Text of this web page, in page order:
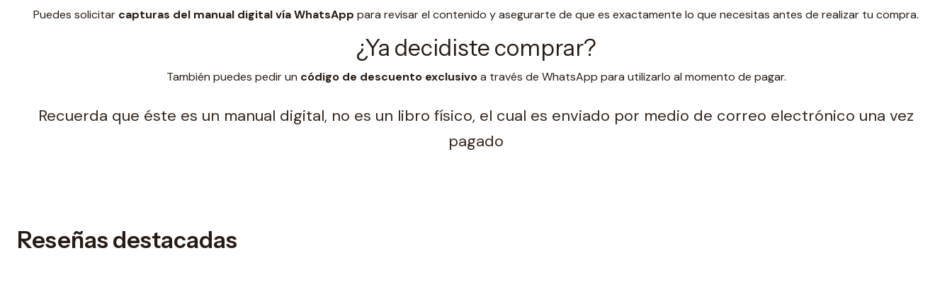
Puedes solicitar capturas del manual digital vía WhatsApp para revisar el contenido y asegurarte de que es exactamente lo que necesitas antes de realizar tu compra.
¿Ya decidiste comprar?
También puedes pedir un código de descuento exclusivoa través de WhatsApp para utilizarlo al momento de pagar.
Recuerda que éste es un manual digital, no es un libro físico, el cual es enviado por medio de correo electrónico una vez
pagado
Reseñas destacadas